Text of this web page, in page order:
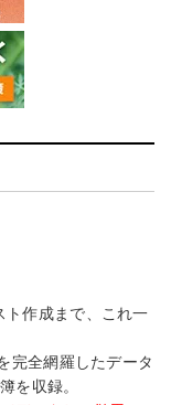
ト作成まで、これ一
完全網羅したデータ
を収録。